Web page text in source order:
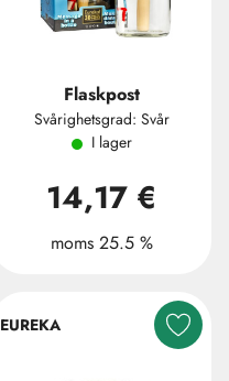
Flaskpost
Svårighetsgrad: Svår
I lager
14,17 €
moms 25.5 %
EUREKA